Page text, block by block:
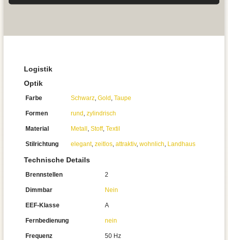
Logistik
Optik
Farbe Schwarz, Gold , Taupe
Formen rund , zylindrisch
Material Metall , Stoff, Textil
Stilrichtung elegant, zeitlos, attraktiv, wohnlich, Landhaus
Technische Details
Brennstellen 2
Dimmbar Nein
EEF-Klasse A
Fernbedienung nein
Frequenz 50 Hz